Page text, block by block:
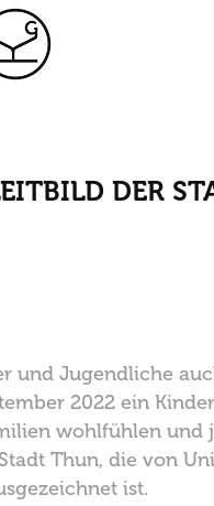
DER
und Jugendliche
2022 ein
wohlfühlen und
Thun, die von
ist.